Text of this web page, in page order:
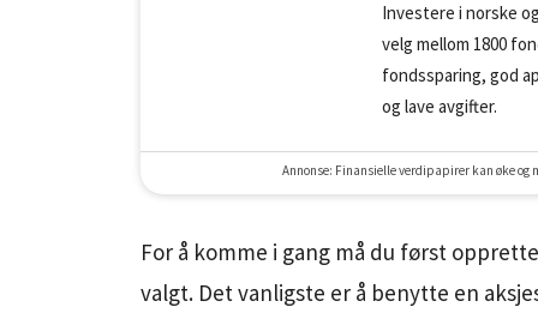
Investere i norske
velg mellom 1800
fondssparing, god
og lave avgifter.
Annonse: Finansielle verdipapirer kan øke
For å komme i gang må du først
valgt. Det vanligste er å benytte en